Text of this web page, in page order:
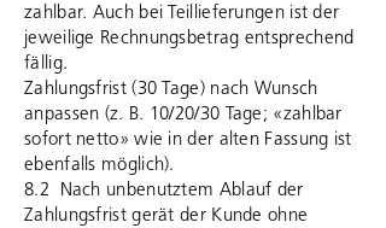
zahlbar. Auch bei Teillieferungen ist der
jeweilige Rechnungsbetrag entsprechend
fällig.
Zahlungsfrist (30 Tage) nach Wunsch
anpassen (z. B. 10/20/30 Tage; «zahlbar
sofort netto» wie in der alten Fassung ist
ebenfalls möglich).
8.2 Nach unbenutztem Ablauf der
Zahlungsfrist gerät der Kunde ohne